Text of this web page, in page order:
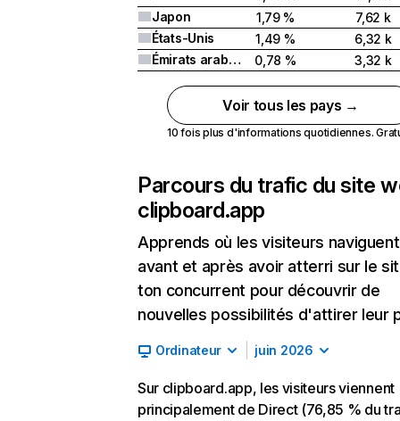
Japon
1,79 %
7,62 k
États-Unis
1,49 %
6,32 k
Émirats arabes unis
0,78 % 3,32 k
Voir tous les pays →
10 fois plus d'informations quotidiennes.
Parcours du trafic du site
clipboard.app
Apprends où les visiteurs naviguent
avant et après avoir atterri sur le
ton concurrent pour découvrir de
nouvelles possibilités d'attirer leur
Ordinateur juin 2026
Sur clipboard.app, les visiteurs viennent
principalement de Direct (76,85 % du